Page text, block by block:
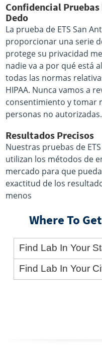
Confidencial Pruebas
Dedo
La prueba de ETS San
proporcionar una serie
protege su privacidad
nadie va a por qué está
todas las normas
HIPAA. Nunca vamos a
consentimiento y tomar
personas no autorizadas.
Resultados Precisos
Nuestras pruebas de
utilizan los métodos de
mercado para que
exactitud de los
menos
Where To
Find Lab In Your
Find Lab In Your